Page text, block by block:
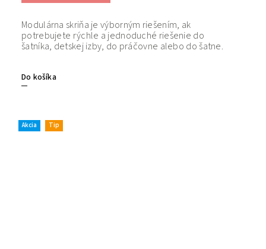
Do košíka
Modulárna skriňa je výborným riešením, ak
potrebujete rýchle a jednoduché riešenie do
šatníka, detskej izby, do práčovne alebo do šatne.
Akcia Tip